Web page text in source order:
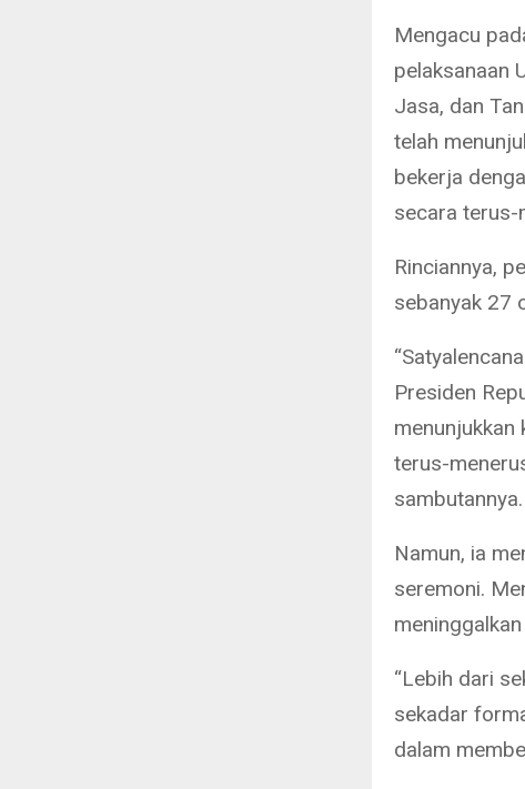
Mengacu
pelaksanaan
Jasa, dan
telah
bekerja
secara terus-
Rinciannya,
sebanyak 27
Presiden
menunjukkan
terus-
sambutannya.
Namun, ia
seremoni.
“Lebih dari
sekadar
dalam